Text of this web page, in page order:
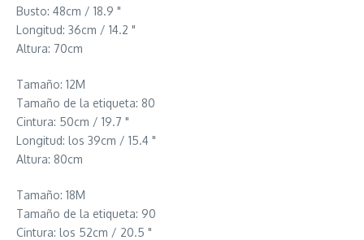
Busto: 48cm / 18.9 "
Longitud: 36cm / 14.2 "
Altura: 70cm
Tamaño: 12M
Tamaño de la etiqueta: 80
Cintura: 50cm / 19.7 "
Longitud: los 39cm / 15.4 "
Altura: 80cm
Tamaño: 18M
Tamaño de la etiqueta: 90
Cintura: los 52cm / 20.5 "